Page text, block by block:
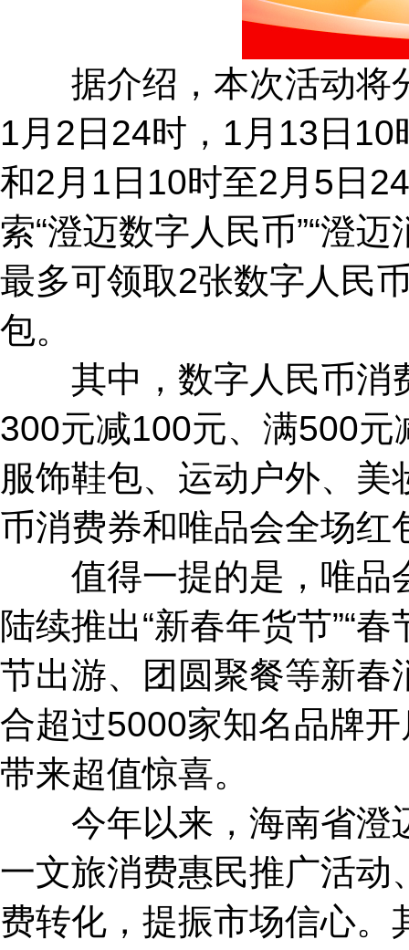
据介绍，本次活动将
1月2日24时，1月13日
和2月1日10时至2月5日
索“澄迈数字人民币”“澄
最多可领取2张数字人民
包。
其中，数字人民币消
300元减100元、满500
服饰鞋包、运动户外、
币消费券和唯品会全场红
值得一提的是，唯品会
陆续推出“新春年货节”“
节出游、团圆聚餐等新春
合超过5000家知名品牌
带来超值惊喜。
今年以来，海南省澄
一文旅消费惠民推广活动
费转化，提振市场信心